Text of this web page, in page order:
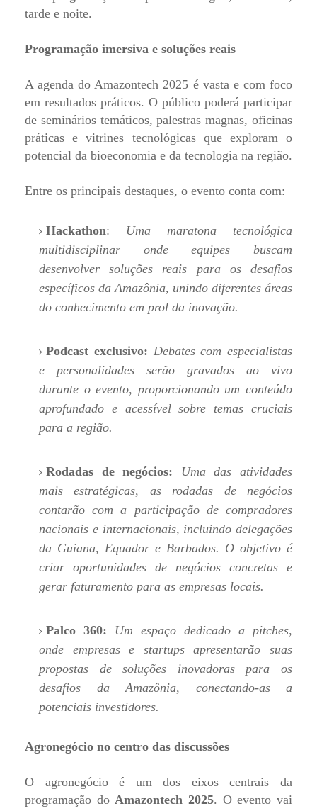
tarde e noite.
Programação imersiva e soluções reais
A agenda do Amazontech 2025 é vasta e com foco
em resultados práticos. O público poderá participar
de seminários temáticos, palestras magnas, oficinas
práticas e vitrines tecnológicas que exploram o
potencial da bioeconomia e da tecnologia na região.
Entre os principais destaques, o evento conta com:
Hackathon: Uma maratona tecnológica
multidisciplinar onde equipes buscam
desenvolver soluções reais para os desafios
específicos da Amazônia, unindo diferentes áreas
do conhecimento em prol da inovação.
Podcast exclusivo: Debates com especialistas
e personalidades serão gravados ao vivo
durante o evento, proporcionando um conteúdo
aprofundado e acessível sobre temas cruciais
para a região.
Rodadas de negócios:
Uma das atividades
mais estratégicas, as rodadas de negócios
contarão com a participação de compradores
nacionais e internacionais, incluindo delegações
da Guiana, Equador e Barbados. O objetivo é
criar oportunidades de negócios concretas e
gerar faturamento para as empresas locais.
Palco 360:
Um espaço dedicado a pitches,
onde empresas e startups apresentarão suas
propostas de soluções inovadoras para os
desafios da Amazônia, conectando-as a
potenciais investidores.
Agronegócio no centro das discussões
O agronegócio é um dos eixos centrais da
programação do Amazontech 2025. O evento vai